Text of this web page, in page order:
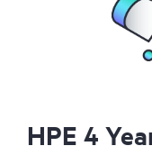
HPE 4